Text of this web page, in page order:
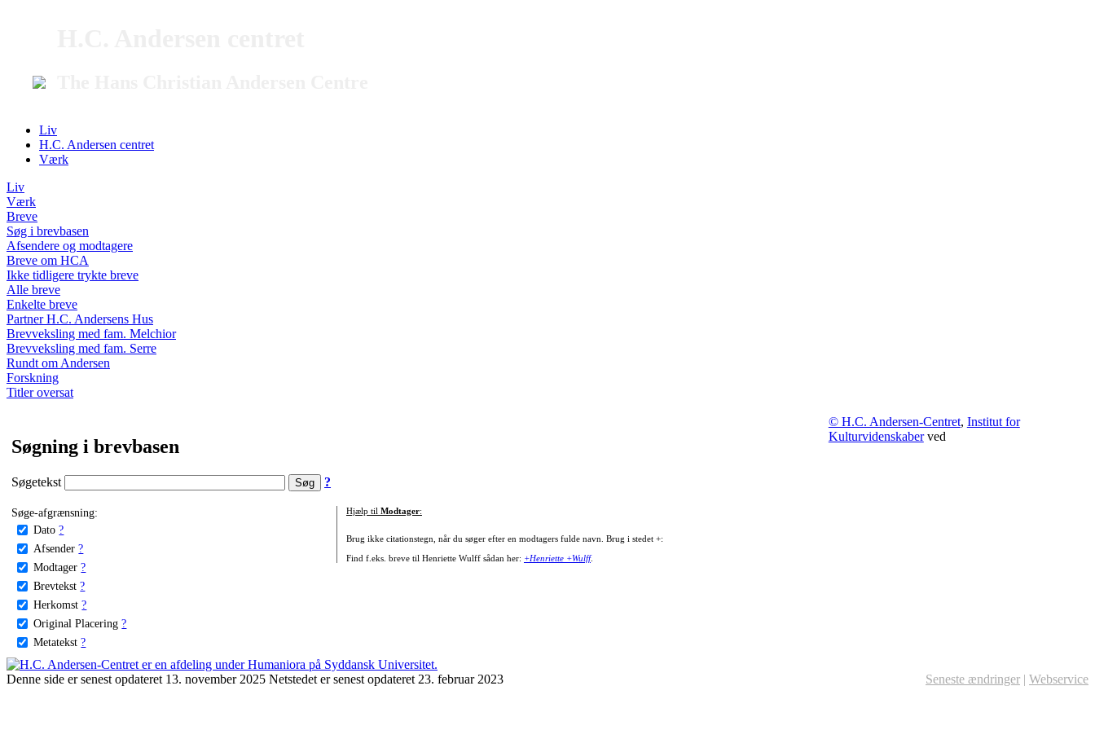
Liv
H.C. Andersen centret
Værk
Liv
Værk
Breve
Søg i brevbasen
Afsendere og modtagere
Breve om HCA
Ikke tidligere trykte breve
Alle breve
Enkelte breve
Partner H.C. Andersens Hus
Brevveksling med fam. Melchior
Brevveksling med fam. Serre
Rundt om Andersen
Forskning
Titler oversat
Søgning i brevbasen
Søgetekst ?
Søge-afgrænsning:
Dato ?
Afsender ?
Modtager ?
Brevtekst ?
Herkomst ?
Original Placering ?
Metatekst ?
Hjælp til Modtager:
Brug ikke citationstegn, når du søger efter en modtagers fulde navn. Brug i stedet +:
Find f.eks. breve til Henriette Wulff sådan her: +Henriette +Wulff.
© H.C. Andersen-Centret, Institut for
Kulturvidenskaberved
Denne side er senest opdateret 13. november 2025 Netstedet er senest opdateret 23. februar 2023 Seneste ændringer | Webservice